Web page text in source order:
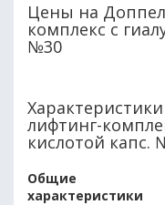
Цены на
комплекс с
№30
лифтинг-
кислотой капс.
Общие
характеристики